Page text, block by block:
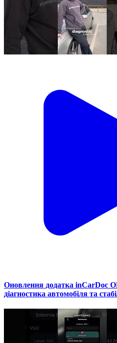
Оновлення додатка inCarDoc
діагностика автомобіля та